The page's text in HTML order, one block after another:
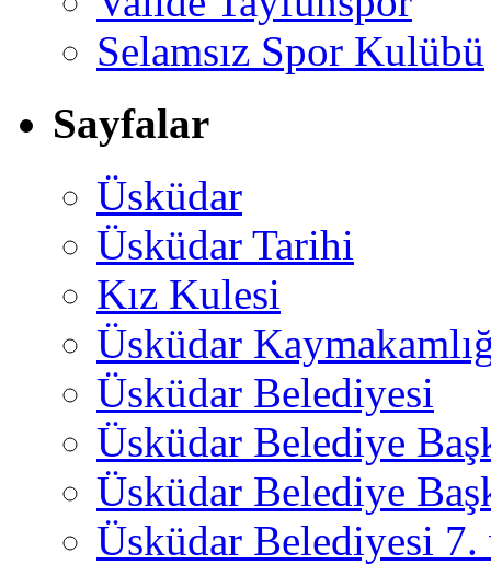
Selamsız Spor Kulübü
Sayfalar
Üsküdar
Üsküdar Tarihi
Kız Kulesi
Üsküdar
Üsküdar Belediyesi
Üsküdar Belediye
Üsküdar Belediye
Üsküdar Belediyesi